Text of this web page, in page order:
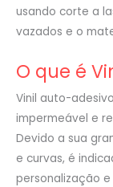
usando corte a
vazados e o
O que é
Vinil auto-
impermeável e
Devido a sua
e curvas, é
personalização